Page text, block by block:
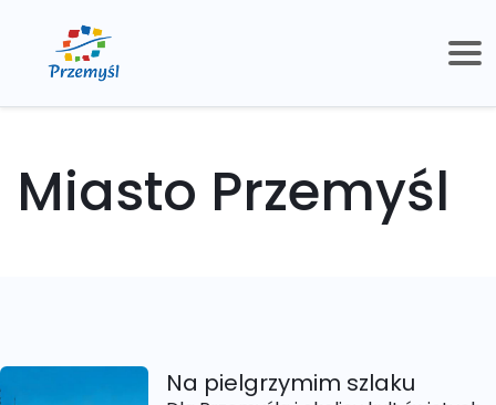
Miasto Przemyśl
Na pielgrzymim szlaku